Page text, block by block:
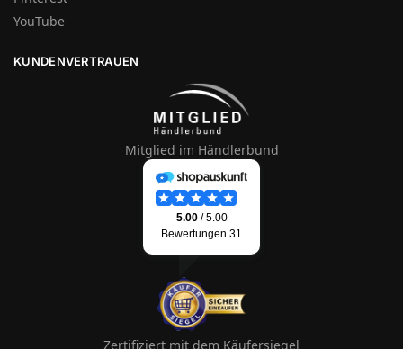
YouTube
KUNDENVERTRAUEN
Mitglied im Händlerbund
Zertifiziert mit dem Käufersiegel